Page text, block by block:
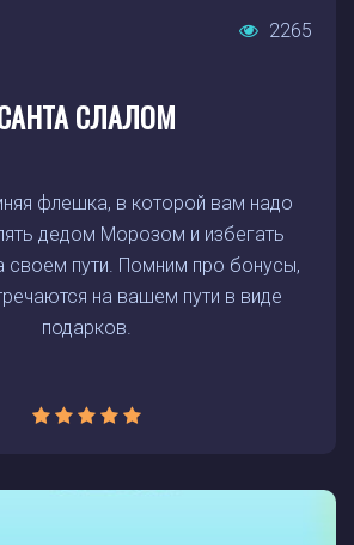
2265
СЛАЛОМ
флешка, в которой вам надо
дедом Морозом и избегать
своем пути. Помним про бонусы,
на вашем пути в виде
подарков.